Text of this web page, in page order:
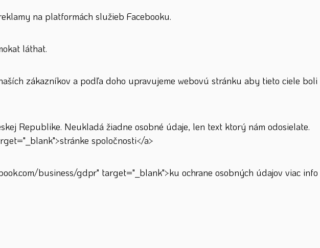
na platformách služieb Facebooku.
láthat.
zákazníkov a podľa doho upravujeme webovú stránku aby tieto ciele boli
Republike. Neukladá žiadne osobné údaje, len text ktorý nám odosielate.
spoločnosti</a>
business/gdpr" target="_blank">ku ochrane osobných údajov viac info